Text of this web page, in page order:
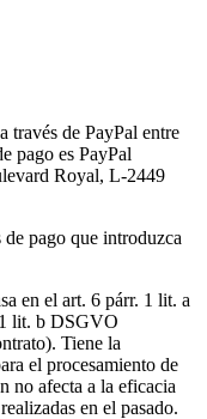
través de PayPal entre
pago es PayPal
Royal, L-2449
de pago que introduzca
en el art. 6 párr. 1 lit. a
lit. b DSGVO
Tiene la
el procesamiento de
no afecta a la eficacia
en el pasado.